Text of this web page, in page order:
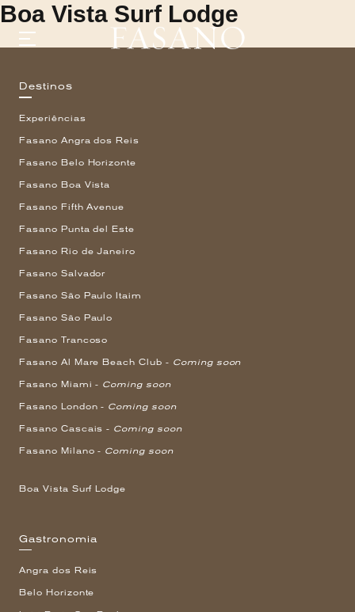
HOTÉIS
EXPERIÊNCIAS
SHOP | SELEZIONE
DESCUBRA
HISTÓRIA
SUSTENTABILIDADE
Boa Vista Surf Lodge
Destinos
Experiências
Fasano Angra dos Reis
Fasano Belo Horizonte
Fasano Boa Vista
Fasano Fifth Avenue
Fasano Punta del Este
Fasano Rio de Janeiro
Fasano Salvador
Fasano São Paulo Itaim
Fasano São Paulo
Fasano Trancoso
Fasano Al Mare Beach Club - Coming soon
Fasano Miami - Coming soon
Fasano London - Coming soon
Fasano Cascais - Coming soon
Fasano Milano - Coming soon
Boa Vista Surf Lodge
Gastronomia
Angra dos Reis
Belo Horizonte